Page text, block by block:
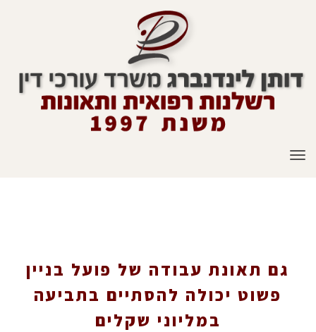
תפריט
גם תאונת עבודה של פועל בניין
פשוט יכולה להסתיים בתביעה
במליוני שקלים